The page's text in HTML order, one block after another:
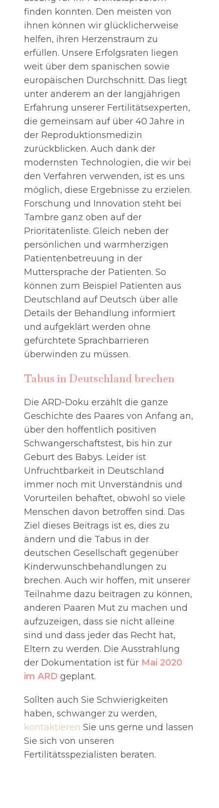
finden konnten. Den meisten von
ihnen können wir glücklicherweise
helfen, ihren Herzenstraum zu
erfüllen. Unsere Erfolgsraten liegen
weit über dem spanischen sowie
europäischen Durchschnitt. Das liegt
unter anderem an der langjährigen
Erfahrung unserer Fertilitätsexperten,
die gemeinsam auf über 40 Jahre in
der Reproduktionsmedizin
zurückblicken. Auch dank der
modernsten Technologien, die wir bei
den Verfahren verwenden, ist es uns
möglich, diese Ergebnisse zu erzielen.
Forschung und Innovation steht bei
Tambre ganz oben auf der
Prioritätenliste. Gleich neben der
persönlichen und warmherzigen
Patientenbetreuung in der
Muttersprache der Patienten. So
können zum Beispiel Patienten aus
Deutschland auf Deutsch über alle
Details der Behandlung informiert
und aufgeklärt werden ohne
gefürchtete Sprachbarrieren
überwinden zu müssen.
Tabus in Deutschland brechen
Die ARD-Doku erzählt die ganze
Geschichte des Paares von Anfang an,
über den hoffentlich positiven
Schwangerschaftstest, bis hin zur
Geburt des Babys. Leider ist
Unfruchtbarkeit in Deutschland
immer noch mit Unverständnis und
Vorurteilen behaftet, obwohl so viele
Menschen davon betroffen sind. Das
Ziel dieses Beitrags ist es, dies zu
ändern und die Tabus in der
deutschen Gesellschaft gegenüber
Kinderwunschbehandlungen zu
brechen. Auch wir hoffen, mit unserer
Teilnahme dazu beitragen zu können,
anderen Paaren Mut zu machen und
aufzuzeigen, dass sie nicht alleine
sind und dass jeder das Recht hat,
Eltern zu werden. Die Ausstrahlung
der Dokumentation ist für Mai 2020
im ARD geplant.
Sollten auch Sie Schwierigkeiten
haben, schwanger zu werden,
kontaktieren Sie uns gerne und lassen
Sie sich von unseren
Fertilitätsspezialisten beraten.